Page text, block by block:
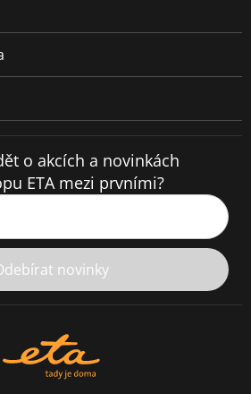
o akcích a novinkách
ETA mezi prvními?
novinky